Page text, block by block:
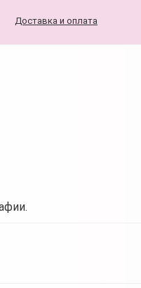
Доставка и оплата